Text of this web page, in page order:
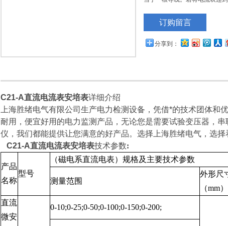
订购留言
分享到：
C21-A直流电流表安培表详细介绍
上海胜绪电气有限公司生产电力检测设备，凭借*的技术团体和
耐用，便宜好用的电力监测产品，无论您是需要试验变压器，
仪，我们都能提供让您满意的好产品。选择上海胜绪电气，选择
C21-A直流电流表安培表技术参数:
产品
名称
型号
（磁电系直流电表）规格及主要技术参数
测量范围
外形尺
（mm）
直流
微安
0-10;0-25;0-50;0-100;0-150;0-200;